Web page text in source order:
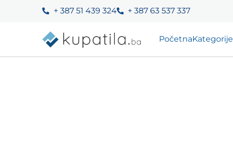
+ 387 51 439 324 + 387 63 537 337
PočetnaKategorije